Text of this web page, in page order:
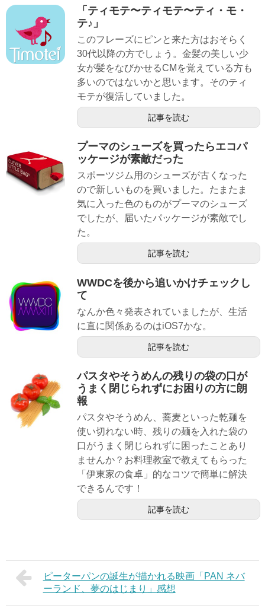
「ティモテ〜ティモテ〜ティ・モ・
テ♪」
このフレーズにピンと来た方はおそらく
30代以降の方でしょう。金髪の美しい少
女が髪をなびかせるCMを覚えている方も
多いのではないかと思います。そのティ
モテが復活していました。
記事を読む
プーマのシューズを買ったらエコパ
ッケージが素敵だった
スポーツジム用のシューズが古くなった
ので新しいものを買いました。たまたま
気に入った色のものがプーマのシューズ
でしたが、届いたパッケージが素敵でし
た。
記事を読む
WWDCを後から追いかけチェックし
て
なんか色々発表されていましたが、生活
に直に関係あるのはiOS7かな。
記事を読む
パスタやそうめんの残りの袋の口が
うまく閉じられずにお困りの方に朗
報
パスタやそうめん、蕎麦といった乾麺を
使い切れない時、残りの麺を入れた袋の
口がうまく閉じられずに困ったことあり
ませんか？お料理教室で教えてもらった
「伊東家の食卓」的なコツで簡単に解決
できるんです！
記事を読む
ピーターパンの誕生が描かれる映画「PAN ネバ
ーランド、夢のはじまり」感想